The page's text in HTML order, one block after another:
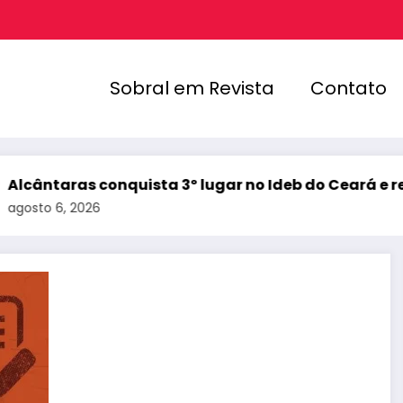
Sobral em Revista Contato
conquista 3º lugar no Ideb do Ceará e registra
2026